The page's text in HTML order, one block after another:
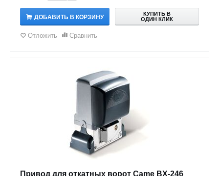
ДОБАВИТЬ В КОРЗИНУ
КУПИТЬ В
ОДИН КЛИК
Отложить Сравнить
Привод для откатных ворот Came BX-246